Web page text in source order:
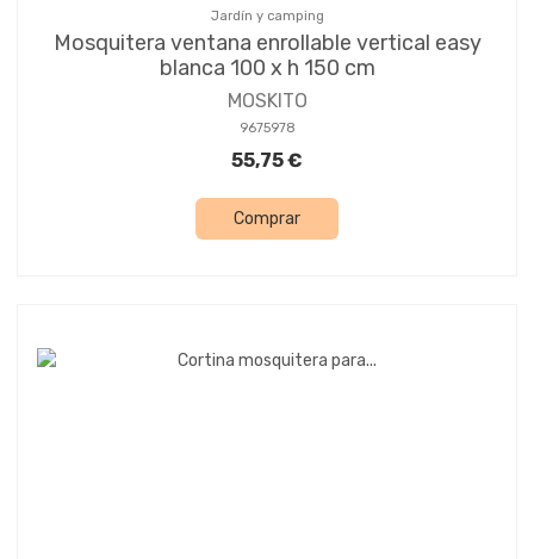
Jardín y camping
Mosquitera ventana enrollable vertical easy
blanca 100 x h 150 cm
MOSKITO
9675978
55,75 €
Comprar